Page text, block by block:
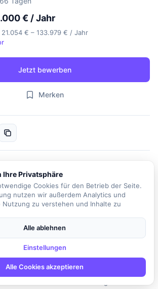
€ / Jahr
€ – 133.979 € / Jahr
Jetzt bewerben
Merken
und komplexen Welt unterstützt das
Kunden seit mehr als 20 Jahren dabei, die
zu treffen, um voranzukommen. Dies
hochqualifizierten und kreativen Mannschaft,
und Leidenschaft die Grundlage für den
bilden. Die Kunden sind große und
in ganz Deutschland, mit denen meist
Beziehungen gepflegt werden.
(Senior) Systemadministrator für Azure und
Ihre Privatsphäre
Cookies für den Betrieb der Seite.
nutzen wir außerdem Analytics und
Nutzung zu verstehen und Inhalte zu
Alle ablehnen
Einstellungen
Alle Cookies akzeptieren